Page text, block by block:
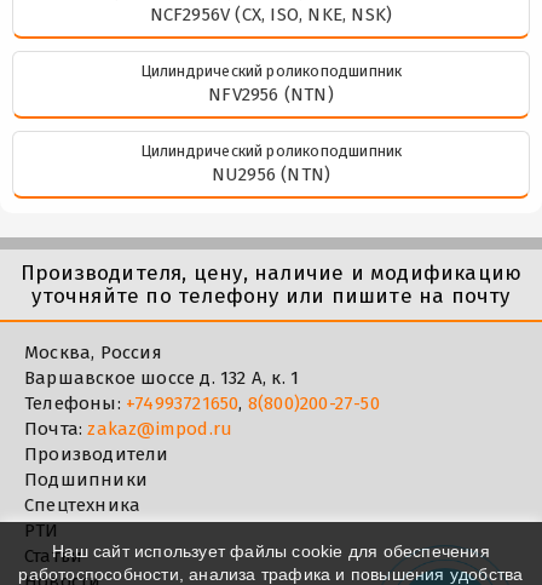
NCF2956V (CX, ISO, NKE, NSK)
Цилиндрический роликоподшипник
NFV2956 (NTN)
Цилиндрический роликоподшипник
NU2956 (NTN)
Производителя, цену, наличие и модификацию
уточняйте по телефону или пишите на почту
Москва, Россия
Варшавское шоссе д. 132 А, к. 1
Телефоны: +74993721650, 8(800)200-27-50
Почта:zakaz@impod.ru
Производители
Подшипники
Спецтехника
РТИ
СтатьиНаш сайт использует файлы cookie для обеспечения
работоспособности, анализа трафика и повышения удобства